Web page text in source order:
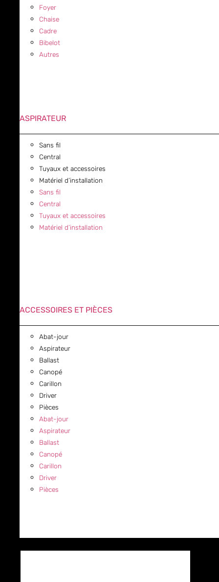
Foyer
Chaise
Cadre
Bibelot
Autres
ASPIRATEUR
Sans fil
Central
Tuyaux et accessoires
Matériel d’installation
Sans fil
Central
Tuyaux et accessoires
Matériel d’installation
ACCESSOIRES ET PIÈCES
Abat-jour
Aspirateur
Ballast
Canopé
Carillon
Driver
Pièces
Abat-jour
Aspirateur
Ballast
Canopé
Carillon
Driver
Pièces